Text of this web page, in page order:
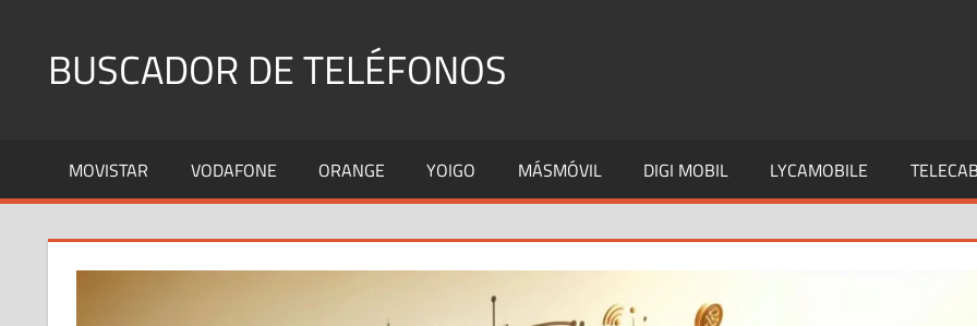
contenidoBUSCADOR DE TELÉFONOS
Fijos
y
MOVISTAR VODAFONE ORANGE YOIGO MÁSMÓVIL DIGI MOBIL LYCAMOBILE